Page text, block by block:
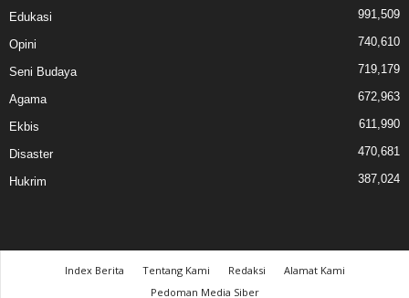
Edukasi 991,509
Opini 740,610
Seni Budaya 719,179
Agama 672,963
Ekbis 611,990
Disaster 470,681
Hukrim 387,024
Index Berita Tentang Kami Redaksi
Alamat Kami
Pedoman Media Siber